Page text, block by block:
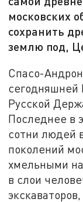
московских
сохранить
землю под,
Спасо-
сегодняшней
Русской
Последнее в
сотни людей
поколений
хмельными
в слои